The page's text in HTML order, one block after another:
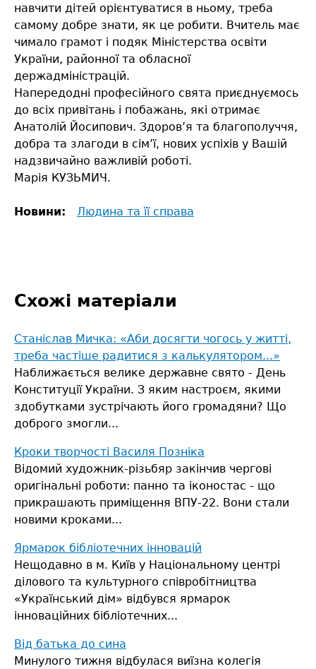
навчити дітей орієнтуватися в ньому, треба
самому добре знати, як це робити. Вчитель має
чимало грамот і подяк Міністерства освіти
України, районної та обласної
держадміністрацій.
Напередодні професійного свята приєднуємось
до всіх привітань і побажань, які отримає
Анатолій Йосипович. Здоров’я та благополуччя,
добра та злагоди в сім’ї, нових успіхів у Вашій
надзвичайно важливій роботі.
Марія КУЗЬМИЧ.
Новини: Людина та її справа
Схожі матеріали
Станіслав Мичка: «Аби досягти чогось у житті,
треба частіше радитися з калькулятором...»
Наближається велике державне свято - День
Конституції України. З яким настроєм, якими
здобутками зустрічають його громадяни? Що
доброго змогли...
Кроки творчості Василя Позніка
Відомий художник-різьбяр закінчив чергові
оригінальні роботи: панно та іконостас - що
прикрашають приміщення ВПУ-22. Вони стали
новими кроками...
Ярмарок бібліотечних інновацій
Нещодавно в м. Київ у Національному центрі
ділового та культурного співробітництва
«Український дім» відбувся ярмарок
інноваційних бібліотечних...
Від батька до сина
Минулого тижня відбулася виїзна колегія